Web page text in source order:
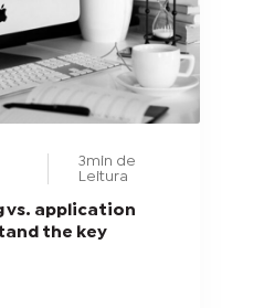
3min de
Leitura
vs. application
the key